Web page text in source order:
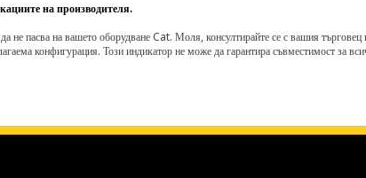
на производителя.
пасва на вашето оборудване Cat. Моля, консултирайте се с вашия търговец
конфигурация. Този индикатор не може да гарантира съвместимост за